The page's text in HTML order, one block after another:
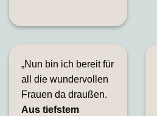
„Nun bin ich bereit für
all die wundervollen
Frauen da draußen.
Aus tiefstem